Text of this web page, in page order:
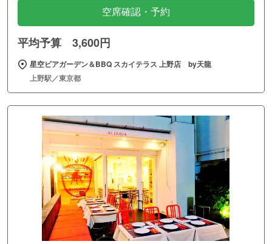
空席確認・予約
平均予算 3,600円
星空ビアガーデン＆BBQ スカイテラス 上野店 by天龍
上野駅／東京都